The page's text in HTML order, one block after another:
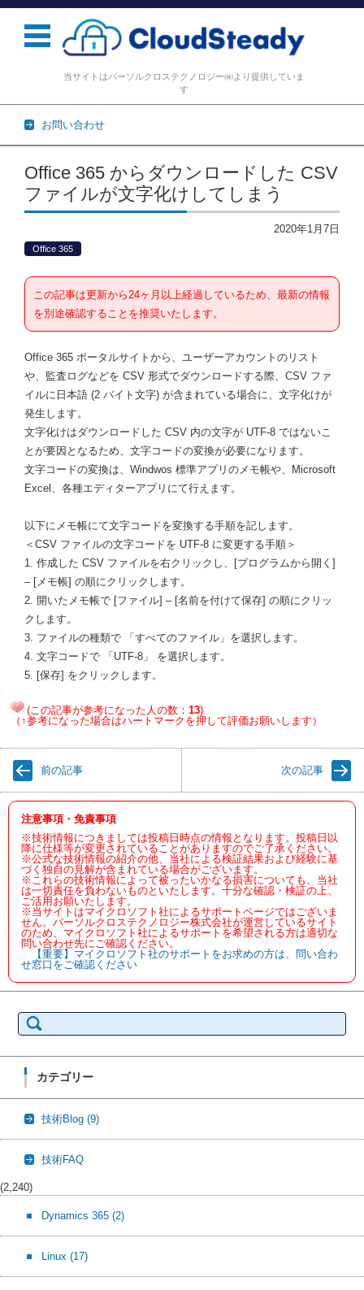
当サイトはパーソルクロステクノロジー㈱より提供していま
す
お問い合わせ
コンテンツに移動
Office 365 からダウンロードした CSV
ファイルが文字化けしてしまう
2020年1月7日
Office 365
この記事は更新から24ヶ月以上経過しているため、最新の情報
を別途確認することを推奨いたします。
Office 365 ポータルサイトから、ユーザーアカウントのリスト
や、監査ログなどを CSV 形式でダウンロードする際、CSV ファ
イルに日本語 (2 バイト文字) が含まれている場合に、文字化けが
発生します。
文字化けはダウンロードした CSV 内の文字が UTF-8 ではないこ
とが要因となるため、文字コードの変換が必要になります。
文字コードの変換は、Windwos 標準アプリのメモ帳や、Microsoft
Excel、各種エディターアプリにて行えます。
以下にメモ帳にて文字コードを変換する手順を記します。
＜CSV ファイルの文字コードを UTF-8 に変更する手順＞
1. 作成した CSV ファイルを右クリックし、[プログラムから開く]
– [メモ帳] の順にクリックします。
2. 開いたメモ帳で [ファイル] – [名前を付けて保存] の順にクリッ
クします。
3. ファイルの種類で 「すべてのファイル」を選択します。
4. 文字コードで 「UTF-8」 を選択します。
5. [保存] をクリックします。
(この記事が参考になった人の数： 13)
（↑参考になった場合はハートマークを押して評価お願いします）
前の記事 次の記事
注意事項・免責事項
※技術情報につきましては投稿日時点の情報となります。投稿日以
降に仕様等が変更されていることがありますのでご了承ください。
※公式な技術情報の紹介の他、当社による検証結果および経験に基
づく独自の見解が含まれている場合がございます。
※これらの技術情報によって被ったいかなる損害についても、当社
は一切責任を負わないものといたします。十分な確認・検証の上、
ご活用お願いたします。
※当サイトはマイクロソフト社によるサポートページではございま
せん。パーソルクロステクノロジー株式会社が運営しているサイト
のため、マイクロソフト社によるサポートを希望される方は適切な
問い合わせ先にご確認ください。
【重要】マイクロソフト社のサポートをお求めの方は、問い合わ
せ窓口をご確認ください
索:
カテゴリー
技術Blog (9)
技術FAQ
(2,240)
Dynamics 365 (2)
Linux (17)